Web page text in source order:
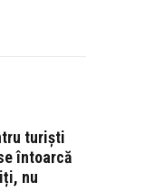
turiști
întoarcă
nu